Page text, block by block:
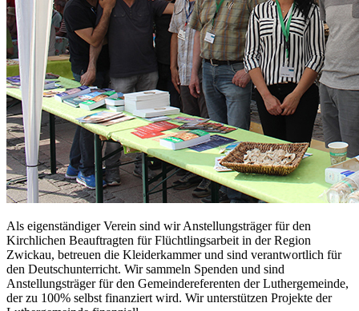
Als eigenständiger Verein sind wir Anstellungsträger für den
Kirchlichen Beauftragten für Flüchtlingsarbeit in der Region
Zwickau, betreuen die Kleiderkammer und sind verantwortlich für
den Deutschunterricht. Wir sammeln Spenden und sind
Anstellungsträger für den Gemeindereferenten der Luthergemeinde,
der zu 100% selbst finanziert wird. Wir unterstützen Projekte der